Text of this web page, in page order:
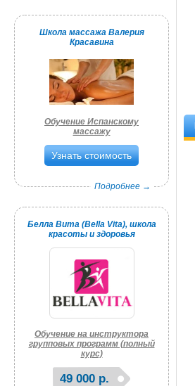
Школа массажа Валерия
Красавина
Обучение Испанскому
массажу
Узнать стоимость
Подробнее →
Белла Вита (Bella Vita), школа
красоты и здоровья
Обучение на инструктора
групповых программ (полный
курс)
49 000 р.